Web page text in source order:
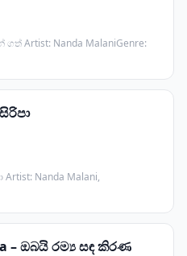
– ඔබයි රම්‍ය සඳ කිරණ